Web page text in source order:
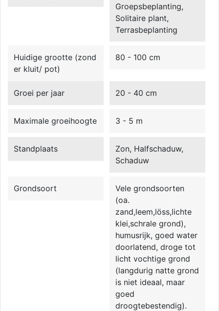
Groepsbeplanting,
Solitaire plant,
Terrasbeplanting
Huidige grootte (zond
er kluit/ pot)
80 - 100 cm
Groei per jaar 20 - 40 cm
Maximale groeihoogte 3 - 5 m
Standplaats
Zon, Halfschaduw,
Schaduw
Grondsoort
Vele grondsoorten
(oa.
zand,leem,löss,lichte
klei,schrale grond),
humusrijk, goed water
doorlatend, droge tot
licht vochtige grond
(langdurig natte grond
is niet ideaal, maar
goed
droogtebestendig).